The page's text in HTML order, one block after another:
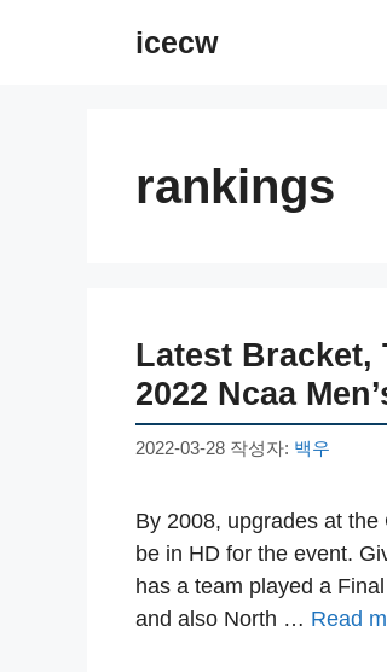
icecw
rankings
Latest Bracket,
2022 Ncaa
2022-03-28 작성자: 백우
By 2008, upgrades at
be in HD for the event.
has a team played a
and also North … Read